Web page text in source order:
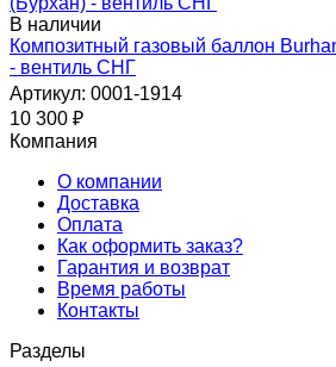
В наличии
Композитный газовый баллон
- вентиль СНГ
Артикул: 0001-1914
10 300 ₽
Компания
О компании
Доставка
Оплата
Как оформить заказ?
Гарантия и возврат
Время работы
Контакты
Разделы